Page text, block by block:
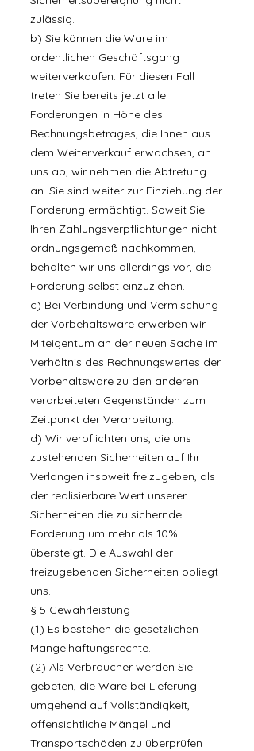
zulässig.
b) Sie können die Ware im
ordentlichen Geschäftsgang
weiterverkaufen. Für diesen Fall
treten Sie bereits jetzt alle
Forderungen in Höhe des
Rechnungsbetrages, die Ihnen aus
dem Weiterverkauf erwachsen, an
uns ab, wir nehmen die Abtretung
an. Sie sind weiter zur Einziehung der
Forderung ermächtigt. Soweit Sie
Ihren Zahlungsverpflichtungen nicht
ordnungsgemäß nachkommen,
behalten wir uns allerdings vor, die
Forderung selbst einzuziehen.
c) Bei Verbindung und Vermischung
der Vorbehaltsware erwerben wir
Miteigentum an der neuen Sache im
Verhältnis des Rechnungswertes der
Vorbehaltsware zu den anderen
verarbeiteten Gegenständen zum
Zeitpunkt der Verarbeitung.
d) Wir verpflichten uns, die uns
zustehenden Sicherheiten auf Ihr
Verlangen insoweit freizugeben, als
der realisierbare Wert unserer
Sicherheiten die zu sichernde
Forderung um mehr als 10%
übersteigt. Die Auswahl der
freizugebenden Sicherheiten obliegt
uns.
§ 5 Gewährleistung
(1) Es bestehen die gesetzlichen
Mängelhaftungsrechte.
(2) Als Verbraucher werden Sie
gebeten, die Ware bei Lieferung
umgehend auf Vollständigkeit,
offensichtliche Mängel und
Transportschäden zu überprüfen